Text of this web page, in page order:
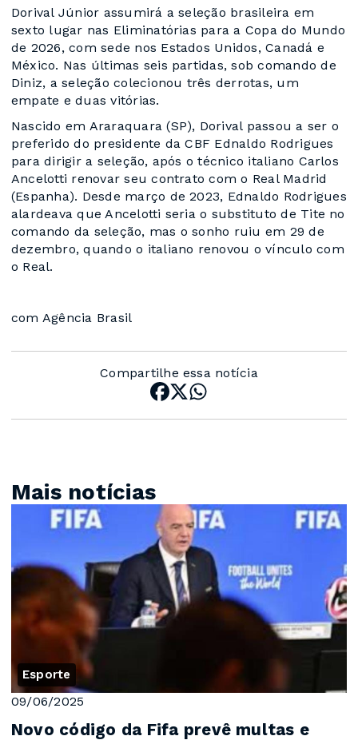
Dorival Júnior assumirá a seleção brasileira em
sexto lugar nas Eliminatórias para a Copa do Mundo
de 2026, com sede nos Estados Unidos, Canadá e
México. Nas últimas seis partidas, sob comando de
Diniz, a seleção colecionou três derrotas, um
empate e duas vitórias.
Nascido em Araraquara (SP), Dorival passou a ser o
preferido do presidente da CBF Ednaldo Rodrigues
para dirigir a seleção, após o técnico italiano Carlos
Ancelotti renovar seu contrato com o Real Madrid
(Espanha). Desde março de 2023, Ednaldo Rodrigues
alardeava que Ancelotti seria o substituto de Tite no
comando da seleção, mas o sonho ruiu em 29 de
dezembro, quando o italiano renovou o vínculo com
o Real.
com Agência Brasil
Compartilhe essa notícia
Mais notícias
Esporte
09/06/2025
Novo código da Fifa prevê multas e